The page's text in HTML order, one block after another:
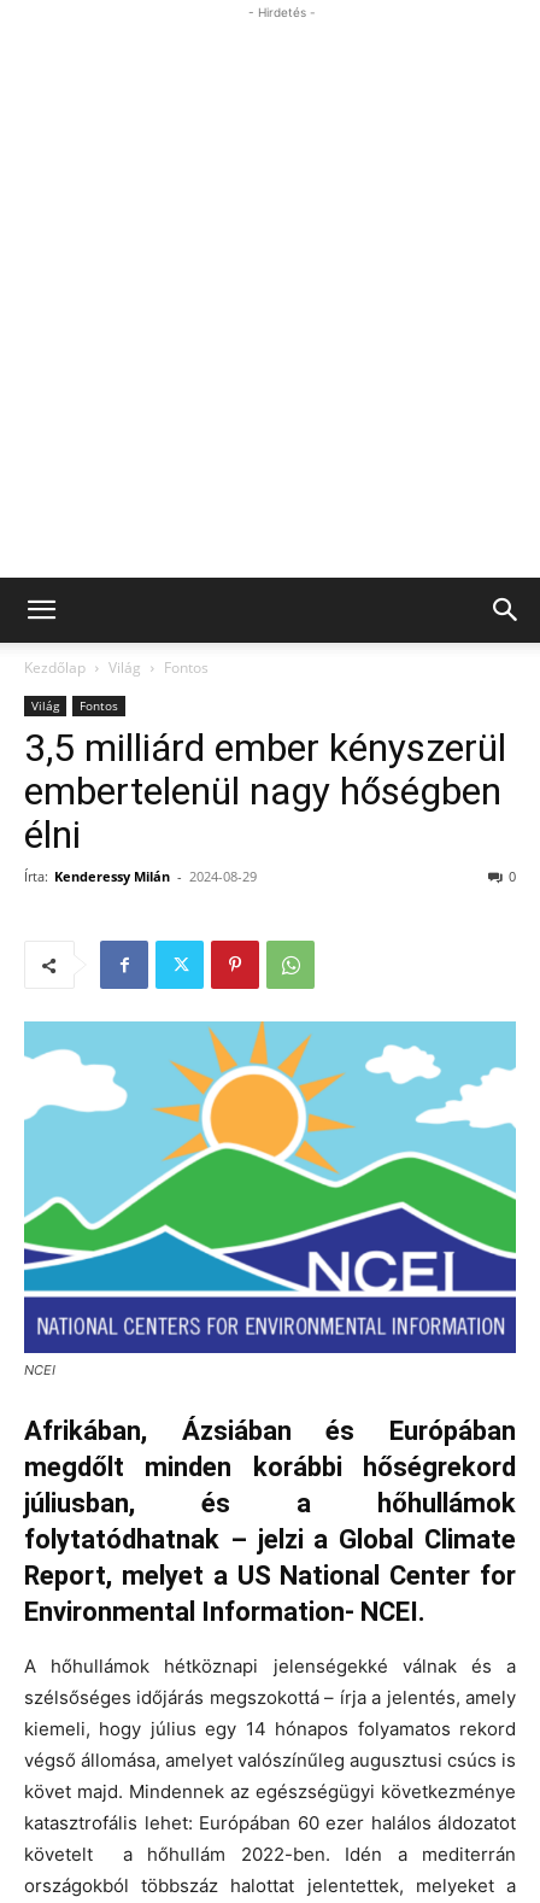
- Hirdetés -
Kezdőlap Világ Fontos
Világ Fontos
3,5 milliárd ember kényszerül
embertelenül nagy hőségben
élni
Írta: Kenderessy Milán - 2024-08-29 0
NCEI
Afrikában, Ázsiában és Európában
megdőlt minden korábbi hőségrekord
júliusban, és a hőhullámok
folytatódhatnak – jelzi a Global Climate
Report, melyet a US National Center for
Environmental Information- NCEI.
A hőhullámok hétköznapi jelenségekké válnak és a
szélsőséges időjárás megszokottá – írja a jelentés, amely
kiemeli, hogy július egy 14 hónapos folyamatos rekord
végső állomása, amelyet valószínűleg augusztusi csúcs is
követ majd. Mindennek az egészségügyi következménye
katasztrofális lehet: Európában 60 ezer halálos áldozatot
követelt a hőhullám 2022-ben. Idén a mediterrán
országokból többszáz halottat jelentettek, melyeket a